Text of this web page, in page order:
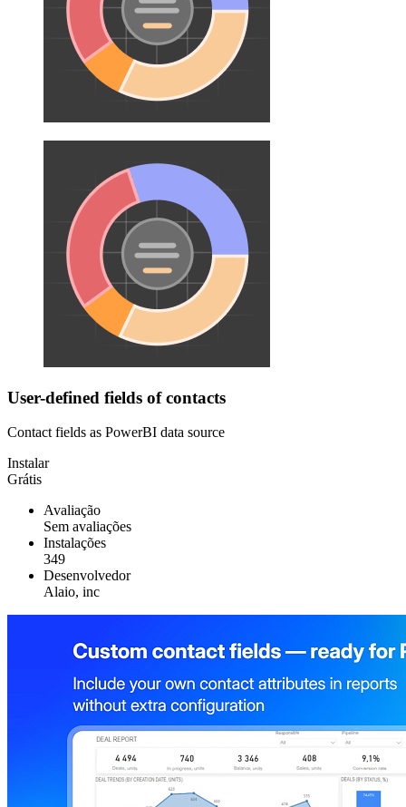
User-defined fields of contacts
Contact fields as PowerBI data source
Instalar
Grátis
Avaliação
Sem avaliações
Instalações
349
Desenvolvedor
Alaio, inc